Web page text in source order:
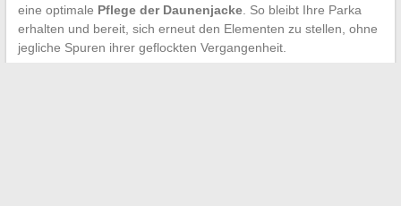
eine optimale Pflege der Daunenjacke. So bleibt Ihre Parka
erhalten und bereit, sich erneut den Elementen zu stellen, ohne
jegliche Spuren ihrer geflockten Vergangenheit.